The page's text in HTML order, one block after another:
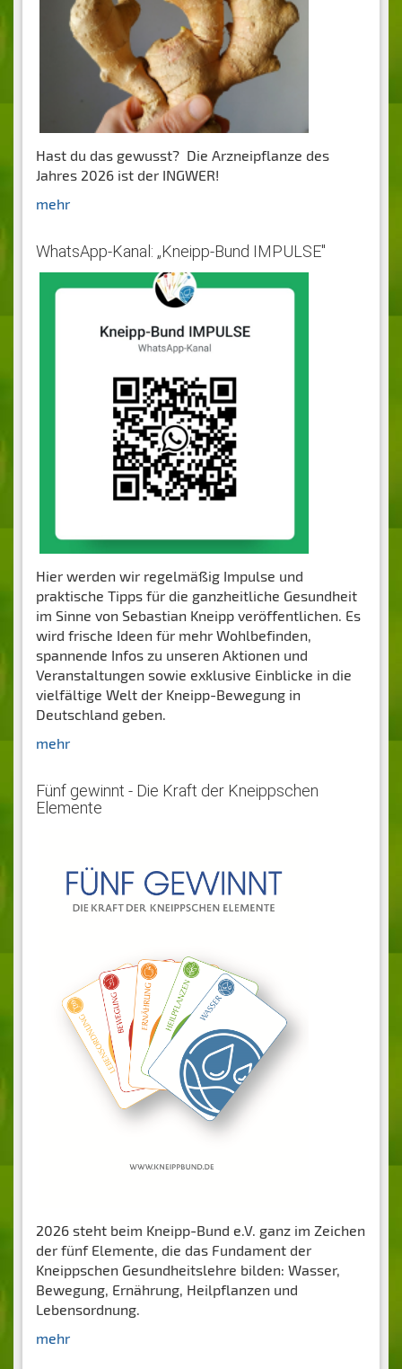
Hast du das gewusst? Die Arzneipflanze des
Jahres 2026 ist der INGWER!
mehr
WhatsApp-Kanal: „Kneipp-Bund IMPULSE"
Hier werden wir regelmäßig Impulse und
praktische Tipps für die ganzheitliche Gesundheit
im Sinne von Sebastian Kneipp veröffentlichen. Es
wird frische Ideen für mehr Wohlbefinden,
spannende Infos zu unseren Aktionen und
Veranstaltungen sowie exklusive Einblicke in die
vielfältige Welt der Kneipp-Bewegung in
Deutschland geben.
mehr
Fünf gewinnt - Die Kraft der Kneippschen
Elemente
2026 steht beim Kneipp-Bund e.V. ganz im Zeichen
der fünf Elemente, die das Fundament der
Kneippschen Gesundheitslehre bilden: Wasser,
Bewegung, Ernährung, Heilpflanzen und
Lebensordnung.
mehr